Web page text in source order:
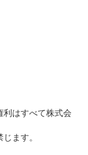
利はすべて株式会
ます。